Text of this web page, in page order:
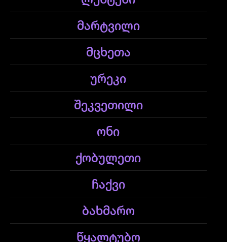
მარტვილი
მცხეთა
ურეკი
შეკვეთილი
ონი
ქობულეთი
ჩაქვი
ბახმარო
წყალტუბო